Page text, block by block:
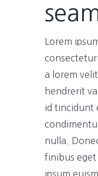
Lorem
a lorem
hendrerit
id tincidunt
nulla.
finibus eget
ipsum